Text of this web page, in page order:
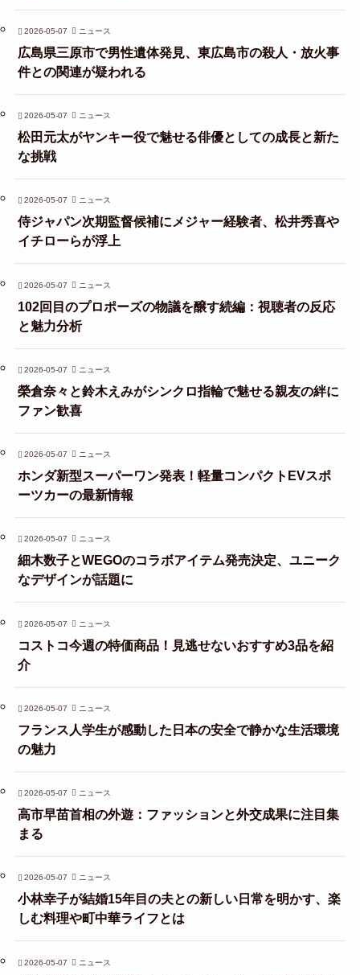
2026-05-07 ニュース
広島県三原市で男性遺体発見、東広島市の殺人・放火事
件との関連が疑われる
2026-05-07 ニュース
松田元太がヤンキー役で魅せる俳優としての成長と新た
な挑戦
2026-05-07 ニュース
侍ジャパン次期監督候補にメジャー経験者、松井秀喜や
イチローらが浮上
2026-05-07 ニュース
102回目のプロポーズの物議を醸す続編：視聴者の反応
と魅力分析
2026-05-07 ニュース
榮倉奈々と鈴木えみがシンクロ指輪で魅せる親友の絆に
ファン歓喜
2026-05-07 ニュース
ホンダ新型スーパーワン発表！軽量コンパクトEVスポ
ーツカーの最新情報
2026-05-07 ニュース
細木数子とWEGOのコラボアイテム発売決定、ユニーク
なデザインが話題に
2026-05-07 ニュース
コストコ今週の特価商品！見逃せないおすすめ3品を紹
介
2026-05-07 ニュース
フランス人学生が感動した日本の安全で静かな生活環境
の魅力
2026-05-07 ニュース
高市早苗首相の外遊：ファッションと外交成果に注目集
まる
2026-05-07 ニュース
小林幸子が結婚15年目の夫との新しい日常を明かす、楽
しむ料理や町中華ライフとは
2026-05-07 ニュース